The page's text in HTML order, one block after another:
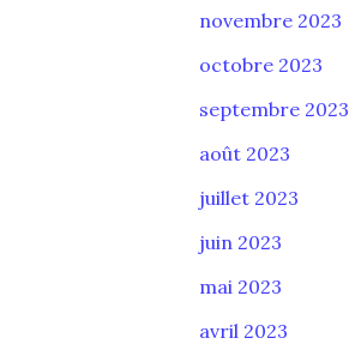
novembre 2023
octobre 2023
septembre 2023
août 2023
juillet 2023
juin 2023
mai 2023
avril 2023